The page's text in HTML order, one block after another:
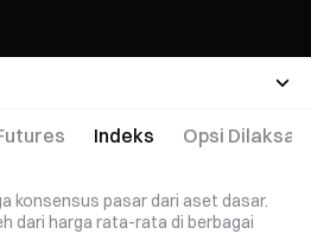
Indeks Opsi
konsensus pasar dari aset dasar.
dari harga rata-rata di berbagai